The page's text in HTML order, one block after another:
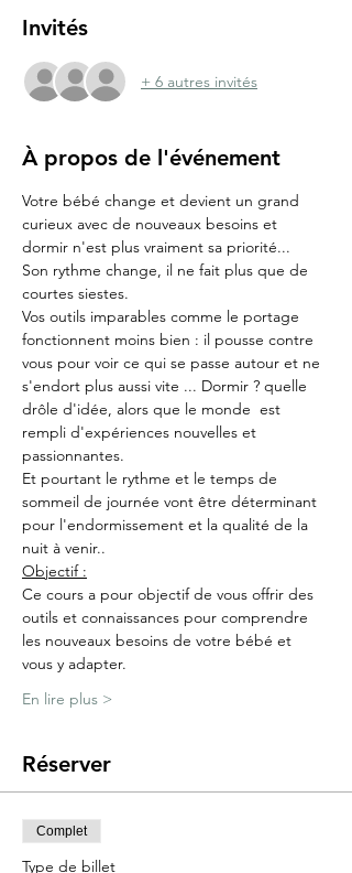
Invités
+ 6 autres invités
À propos de l'événement
Votre bébé change et devient un grand
curieux avec de nouveaux besoins et
dormir n'est plus vraiment sa priorité...
Son rythme change, il ne fait plus que de
courtes siestes.
Vos outils imparables comme le portage
fonctionnent moins bien : il pousse contre
vous pour voir ce qui se passe autour et ne
s'endort plus aussi vite ... Dormir ? quelle
drôle d'idée, alors que le monde  est
rempli d'expériences nouvelles et
passionnantes.
Et pourtant le rythme et le temps de
sommeil de journée vont être déterminant
pour l'endormissement et la qualité de la
nuit à venir..
Objectif :
Ce cours a pour objectif de vous offrir des
outils et connaissances pour comprendre
les nouveaux besoins de votre bébé et
vous y adapter.
En lire plus >
Réserver
Complet
Type de billet